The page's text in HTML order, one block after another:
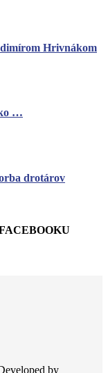
Hrivnákom
…
drotárov
by